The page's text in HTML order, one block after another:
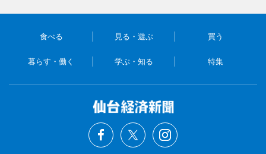
食べる 見る・遊ぶ 買う
暮らす・働く 学ぶ・知る 特集